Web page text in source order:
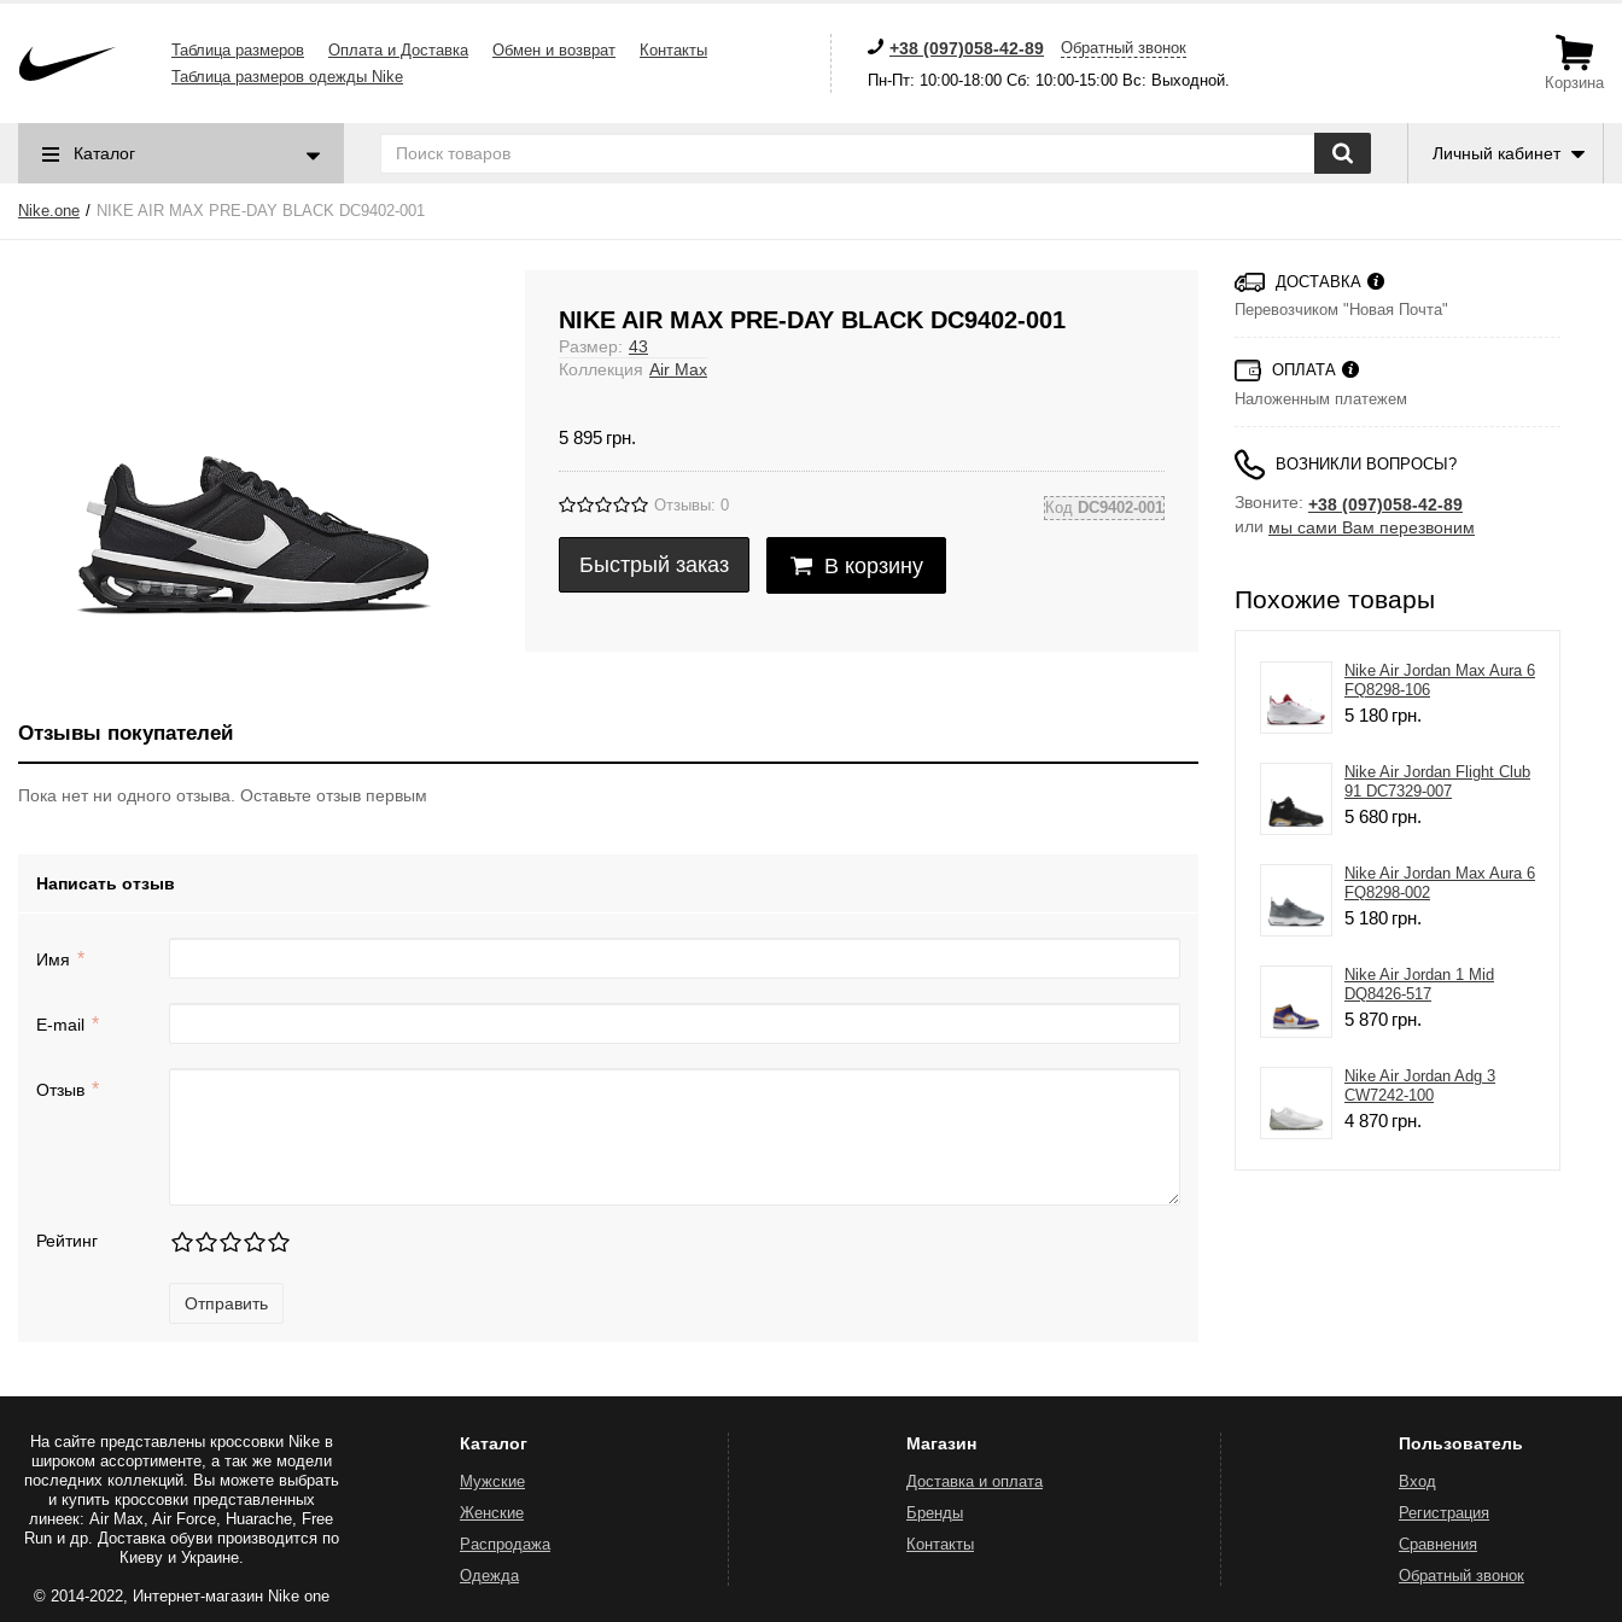
Таблица размеров Оплата и Доставка Обмен и возврат
Контакты
Таблица размеров одежды Nike
+38 (097)058-42-89
Обратный звонок
Пн-Пт: 10:00-18:00 Сб: 10:00-15:00 Вс: Выходной.
Корзина
Каталог Личный кабинет
Nike.one NIKE AIR MAX PRE-DAY BLACK DC9402-001
NIKE AIR MAX PRE-DAY BLACK DC9402-001
Размер: 43
Коллекция Air Max
5 895 грн.
Отзывы: 0 Код DC9402-001
Быстрый заказ В корзину
Отзывы покупателей
Пока нет ни одного отзыва. Оставьте отзыв первым
Написать отзыв
Имя
E-mail
Отзыв
Рейтинг
Отправить
ДОСТАВКА
Перевозчиком "Новая Почта"
ОПЛАТА
Наложенным платежем
ВОЗНИКЛИ ВОПРОСЫ?
Звоните: +38 (097)058-42-89
или мы сами Вам перезвоним
Похожие товары
Nike Air Jordan Max Aura 6
FQ8298-106
5 180 грн.
Nike Air Jordan Flight Club
91 DC7329-007
5 680 грн.
Nike Air Jordan Max Aura 6
FQ8298-002
5 180 грн.
Nike Air Jordan 1 Mid
DQ8426-517
5 870 грн.
Nike Air Jordan Adg 3
CW7242-100
4 870 грн.
На сайте представлены кроссовки Nikeв
широком ассортименте, а так же модели
последних коллекций. Вы можете выбрать
и купить кроссовки представленных
линеек: Air Max, Air Force, Huarache, Free
Run и др. Доставка обуви производится по
Киеву и Украине.
© 2014-2022, Интернет-магазин Nike one
Каталог
Мужские
Женские
Распродажа
Одежда
Магазин
Доставка и оплата
Бренды
Контакты
Пользователь
Вход
Регистрация
Сравнения
Обратный звонок